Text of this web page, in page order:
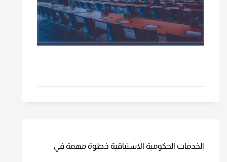
الخدمات الحكومية الاستباقية خطوة مهمة في